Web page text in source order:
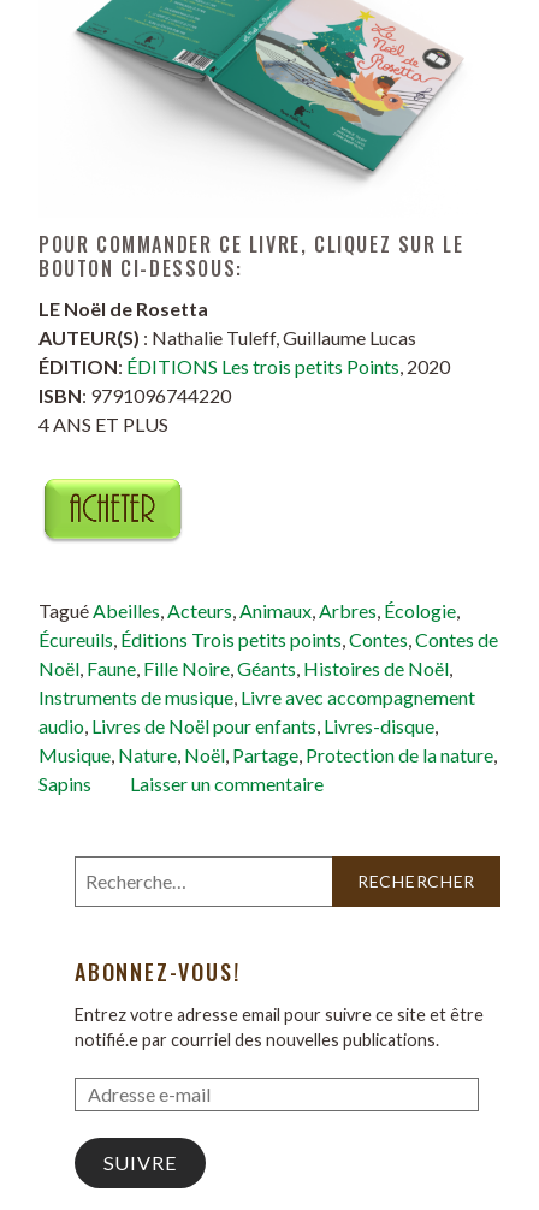
POUR COMMANDER CE LIVRE, CLIQUEZ SUR LE
BOUTON CI-DESSOUS:
LE Noël de Rosetta
AUTEUR(S) : Nathalie Tuleff, Guillaume Lucas
ÉDITION: ÉDITIONS Les trois petits Points, 2020
ISBN: 9791096744220
4 ANS ET PLUS
TaguéAbeilles,Acteurs,Animaux,Arbres, Écologie,
Écureuils, Éditions Trois petits points,Contes,Contes de
Noël, Faune, Fille Noire,Géants, Histoires de Noël,
Instruments de musique, Livre avec accompagnement
audio, Livres de Noël pour enfants, Livres-disque,
Musique, Nature, Noël, Partage, Protection de la nature,
Sapins
Laisser un commentaire
ABONNEZ-VOUS!
Entrez votre adresse email pour suivre ce site et être
notifié.e par courriel des nouvelles publications.
SUIVRE